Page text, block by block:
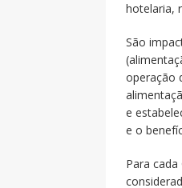
hotelaria,
São
operação
e
e o
Para